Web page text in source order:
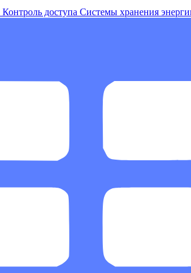
Контроль доступа Системы хранения